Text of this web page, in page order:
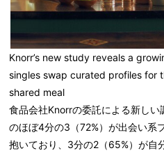
Knorr’s new study reveals a
singles swap curated profiles for
shared meal
食品会社Knorrの委託による新し
のほぼ4分の3（72%）が出会い系
抱いており、3分の2（65%）が自